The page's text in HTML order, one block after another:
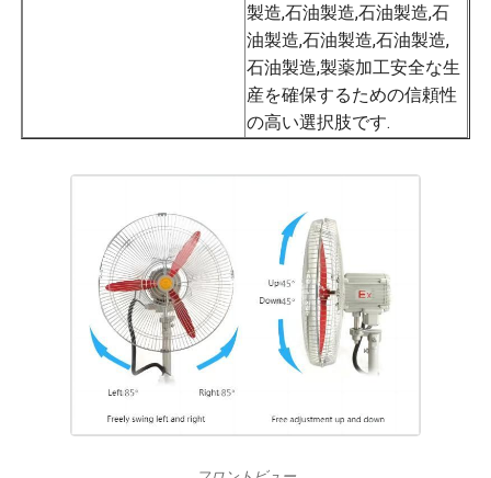
製造,石油製造,石油製造,石
油製造,石油製造,石油製造,
石油製造,製薬加工安全な生
産を確保するための信頼性
の高い選択肢です.